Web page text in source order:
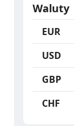
Waluty
EUR
USD
GBP
CHF